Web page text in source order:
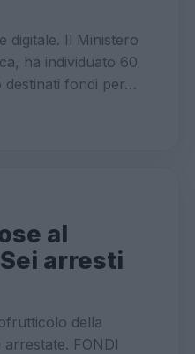
digitale. Il Ministero
ha individuato 60
destinati fondi per…
al
arresti
della
FONDI